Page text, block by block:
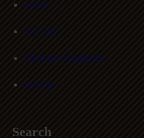
Home
Visi Misi
Struktur Organisasi
Kontak
Search